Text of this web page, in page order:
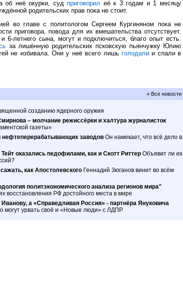
об неё окурки, судприговорил её к 3 годам и 1 месяцу
родительских прав пока не стоит.
во главе с политологом Сергеем Кургиняном пока не
приговора, повода для их вмешательства отсутствует.
6-летнего сына, могут и подключиться, благо опыт есть.
за лишённую родительских псковскую пьянчужку Юлию
не избивала. Они у неё всего лишь голодалии спали в
» Все новости
созданию ядерного оружия
– молчание режиссёрки и халтура журналисток
газеты»
заводов Он намекает, что всё дело в
оказались педофилами, как и Скотт Риттер Объявит ли их
как Апостолевского Геннадий Зюганов винит во всём
политэкономического анализа регионов мира"
восстановления РФ достойного места в мире
а «Справедливая Россия» - партнёра Януковича
могут урвать своё и «Новые люди» с ЛДПР